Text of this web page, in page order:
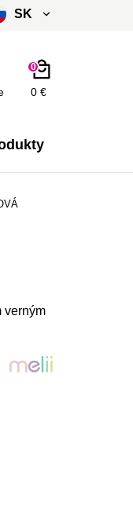
SK
0 €
0
verným